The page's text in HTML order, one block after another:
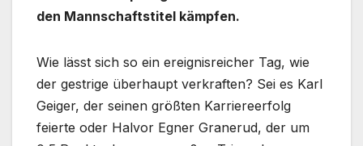
den Mannschaftstitel kämpfen.
Wie lässt sich so ein ereignisreicher Tag, wie
der gestrige überhaupt verkraften? Sei es Karl
Geiger, der seinen größten Karriereerfolg
feierte oder Halvor Egner Granerud, der um